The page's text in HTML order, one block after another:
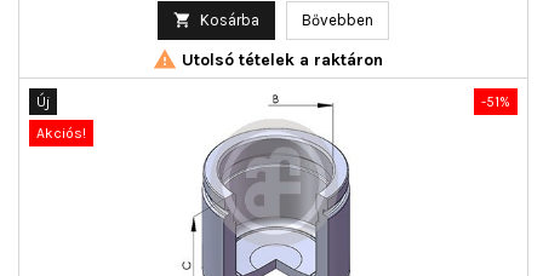
 Kosárba Bővebben
 Utolsó tételek a raktáron
-51%
Új
Akciós!